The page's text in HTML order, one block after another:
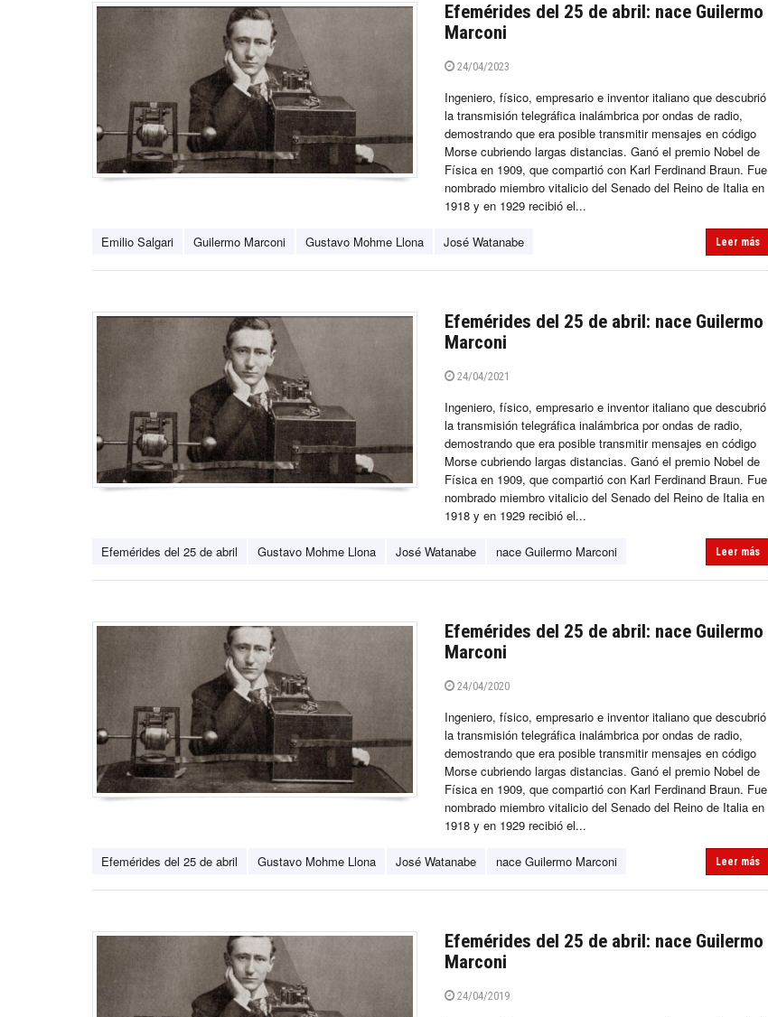
Efemérides del 25 de abril: nace Guilermo
Marconi
24/04/2023
Ingeniero, físico, empresario e inventor italiano que descubrió
la transmisión telegráfica inalámbrica por ondas de radio,
demostrando que era posible transmitir mensajes en código
Morse cubriendo largas distancias. Ganó el premio Nobel de
Física en 1909, que compartió con Karl Ferdinand Braun. Fue
nombrado miembro vitalicio del Senado del Reino de Italia en
1918 y en 1929 recibió el...
Emilio Salgari Guilermo Marconi Gustavo Mohme Llona José Watanabe Leer más
Efemérides del 25 de abril: nace Guilermo
Marconi
24/04/2021
Ingeniero, físico, empresario e inventor italiano que descubrió
la transmisión telegráfica inalámbrica por ondas de radio,
demostrando que era posible transmitir mensajes en código
Morse cubriendo largas distancias. Ganó el premio Nobel de
Física en 1909, que compartió con Karl Ferdinand Braun. Fue
nombrado miembro vitalicio del Senado del Reino de Italia en
1918 y en 1929 recibió el...
Efemérides del 25 de abril Gustavo Mohme Llona José Watanabe nace Guilermo Marconi Leer más
Efemérides del 25 de abril: nace Guilermo
Marconi
24/04/2020
Ingeniero, físico, empresario e inventor italiano que descubrió
la transmisión telegráfica inalámbrica por ondas de radio,
demostrando que era posible transmitir mensajes en código
Morse cubriendo largas distancias. Ganó el premio Nobel de
Física en 1909, que compartió con Karl Ferdinand Braun. Fue
nombrado miembro vitalicio del Senado del Reino de Italia en
1918 y en 1929 recibió el...
Efemérides del 25 de abril Gustavo Mohme Llona José Watanabe nace Guilermo Marconi Leer más
Efemérides del 25 de abril: nace Guilermo
Marconi
24/04/2019